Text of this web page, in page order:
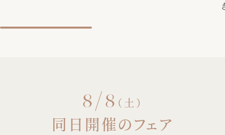
8/8 （土）
同日開催のフェア